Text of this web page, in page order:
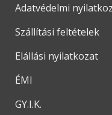
Adatvédelmi
Szállítási feltételek
Elállási nyilatkozat
ÉMI
GY.I.K.